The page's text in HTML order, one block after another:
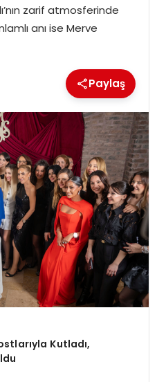
zarif atmosferinde
anı ise Merve
Paylaş
Kutladı,